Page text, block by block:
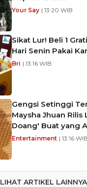
Your Say | 13:20 WIB
Sikat Lur! Beli 1
Hari Senin Pakai
Bri | 13:16 WIB
Gengsi Setinggi
Maysha Jhuan Rilis
Doang' Buat yang
Entertainment | 13:16 WIB
LIHAT ARTIKEL LAINNYA